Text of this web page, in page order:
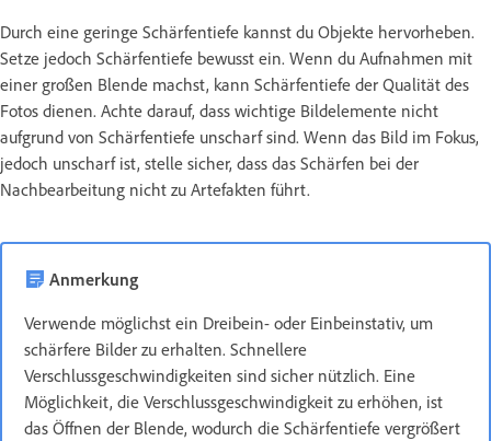
Durch eine geringe Schärfentiefe kannst du Objekte hervorheben.
Setze jedoch Schärfentiefe bewusst ein. Wenn du Aufnahmen mit
einer großen Blende machst, kann Schärfentiefe der Qualität des
Fotos dienen. Achte darauf, dass wichtige Bildelemente nicht
aufgrund von Schärfentiefe unscharf sind. Wenn das Bild im Fokus,
jedoch unscharf ist, stelle sicher, dass das Schärfen bei der
Nachbearbeitung nicht zu Artefakten führt.
Anmerkung
Verwende möglichst ein Dreibein- oder Einbeinstativ, um
schärfere Bilder zu erhalten. Schnellere
Verschlussgeschwindigkeiten sind sicher nützlich. Eine
Möglichkeit, die Verschlussgeschwindigkeit zu erhöhen, ist
das Öffnen der Blende, wodurch die Schärfentiefe vergrößert